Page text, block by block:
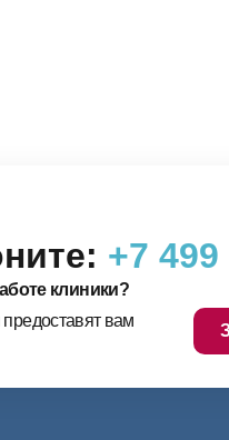
+7 499
клиники?
вам